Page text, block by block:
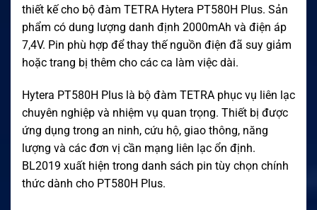
thiết kế cho bộ đàm TETRA Hytera PT580H Plus. Sản
phẩm có dung lượng danh định 2000mAh và điện áp
7,4V. Pin phù hợp để thay thế nguồn điện đã suy giảm
hoặc trang bị thêm cho các ca làm việc dài.
Hytera PT580H Plus là bộ đàm TETRA phục vụ liên lạc
chuyên nghiệp và nhiệm vụ quan trọng. Thiết bị được
ứng dụng trong an ninh, cứu hộ, giao thông, năng
lượng và các đơn vị cần mạng liên lạc ổn định.
BL2019 xuất hiện trong danh sách pin tùy chọn chính
thức dành cho PT580H Plus.